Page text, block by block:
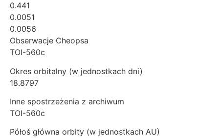
0.441
0.0051
0.0056
Obserwacje Cheopsa
TOI-560c
Okres orbitalny (w jednostkach dni)
18.8797
Inne spostrzeżenia z archiwum
TOI-560c
Półoś główna orbity (w jednostkach AU)